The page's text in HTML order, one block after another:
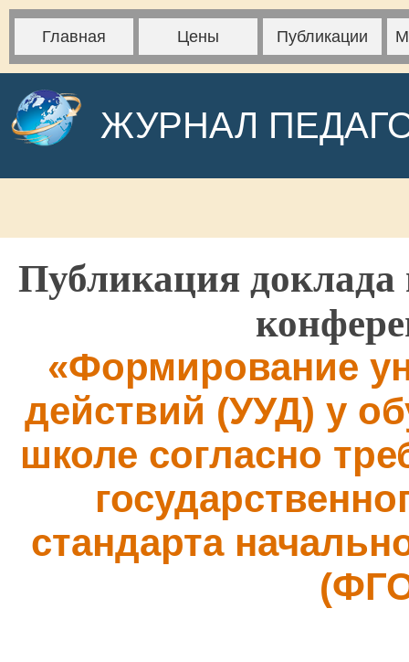
Главная Цены Публикации
ЖУРНАЛ
Публикация доклада
«Формирование
действий (УУД) у
школе согласно
стандарта